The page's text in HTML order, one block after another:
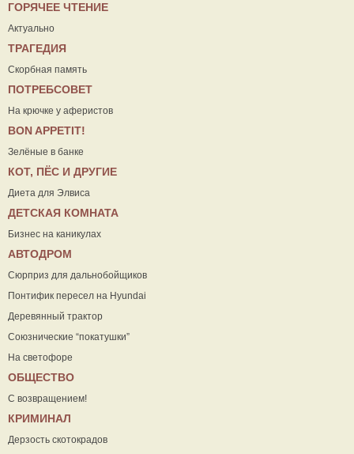
ГОРЯЧЕЕ ЧТЕНИЕ
Актуально
ТРАГЕДИЯ
Скорбная память
ПОТРЕБСОВЕТ
На крючке у аферистов
ВON APPETIT!
Зелёные в банке
КОТ, ПЁС И ДРУГИЕ
Диета для Элвиса
ДЕТСКАЯ КОМНАТА
Бизнес на каникулах
АВТОДРОМ
Сюрприз для дальнобойщиков
Понтифик пересел на Hyundai
Деревянный трактор
Союзнические “покатушки”
На светофоре
ОБЩЕСТВО
С возвращением!
КРИМИНАЛ
Дерзость скотокрадов